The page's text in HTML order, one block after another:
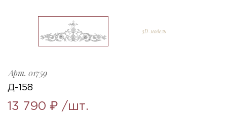
3D-модель
Арт. 01759
Д-158
13 790 ₽ /шт.